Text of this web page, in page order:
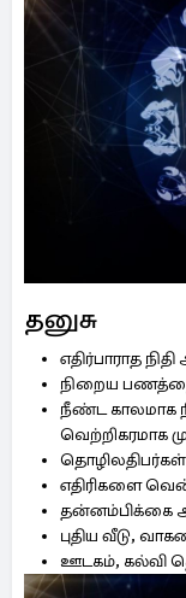
தனுசு
எதிர்பாராத
நிறைய பணத்தை
நீண்ட காலமாக
வெற்றிகரமாக
எதிரிகளை
தன்னம்பிக்கை
புதிய வீடு,
ஊடகம், கல்வி